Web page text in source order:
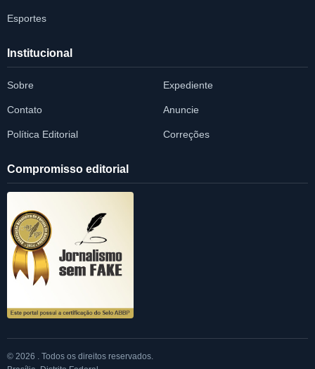
Esportes
Institucional
Sobre Expediente
Contato Anuncie
Política Editorial Correções
Compromisso editorial
© 2026 . Todos os direitos reservados.